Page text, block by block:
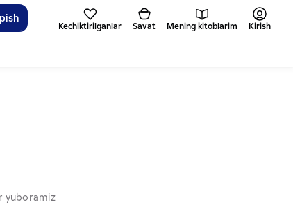
Kechiktirilganlar Savat Mening kitoblarim Kirish
yuboramiz